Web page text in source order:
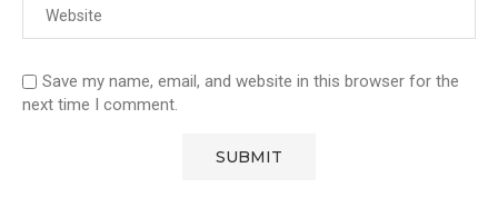
Save my name, email, and website in this browser for the
next time I comment.